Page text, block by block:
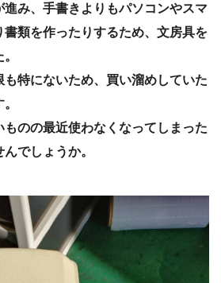
み、手書きよりもパソコンやスマ
類を作ったりするため、文房具を
特にないため、買い溜めしていた
のの最近使わなくなってしまった
でしょうか。